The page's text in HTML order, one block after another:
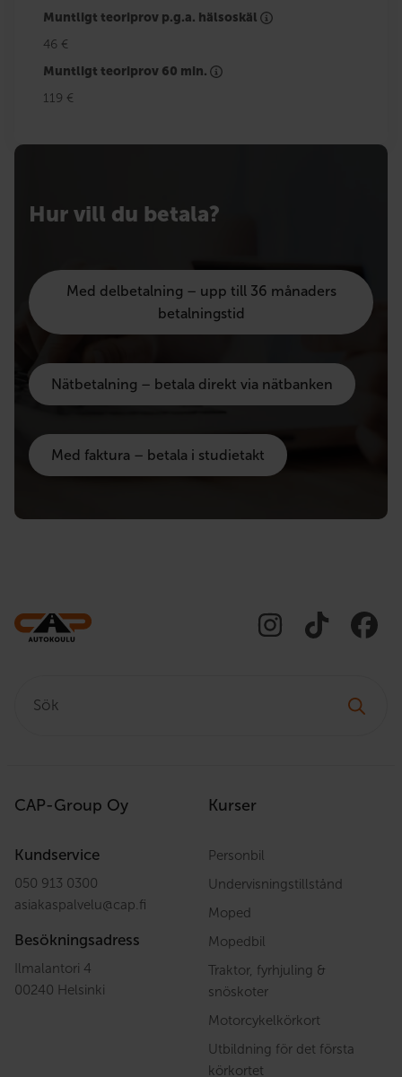
Muntligt teoriprov p.g.a. hälsoskäl
46 €
Muntligt teoriprov 60 min.
119 €
Hur vill du betala?
Med delbetalning – upp till 36 månaders
betalningstid
Nätbetalning – betala direkt via nätbanken
Med faktura – betala i studietakt
CAP-Group Oy
Kundservice
050 913 0300
asiakaspalvelu@cap.fi
Besökningsadress
Ilmalantori 4
00240 Helsinki
Kurser
Personbil
Undervisningstillstånd
Moped
Mopedbil
Traktor, fyrhjuling &
snöskoter
Motorcykelkörkort
Utbildning för det första
körkortet